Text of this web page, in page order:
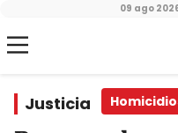
09 ago
Justicia